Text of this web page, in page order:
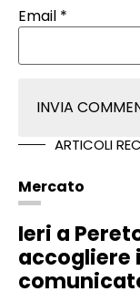
Email *
ARTICOLI
Mercato
Ieri a
accogliere